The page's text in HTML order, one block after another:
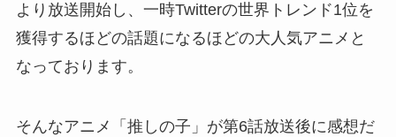
より放送開始し、一時Twitterの世界トレンド1位を
獲得するほどの話題になるほどの大人気アニメと
なっております。
そんなアニメ「推しの子」が第6話放送後に感想だ